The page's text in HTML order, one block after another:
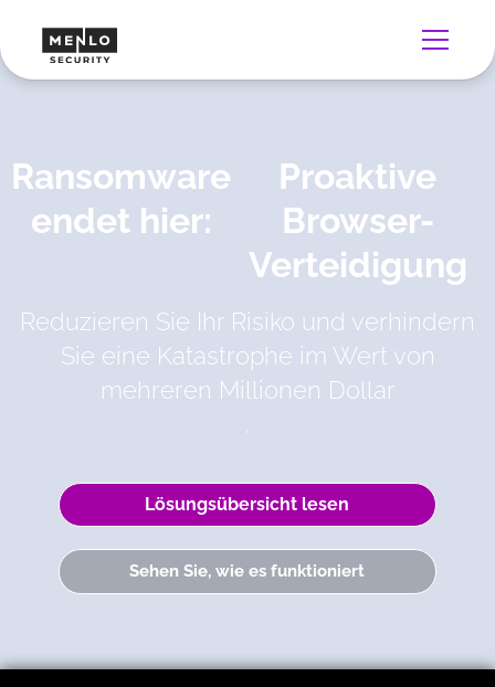
Ransomware
endet hier:
Proaktive
Browser-
Verteidigung
Reduzieren Sie Ihr Risiko und verhindern
Sie eine Katastrophe im Wert von
mehreren Millionen Dollar
Lösungsübersicht lesen
Sehen Sie, wie es funktioniert